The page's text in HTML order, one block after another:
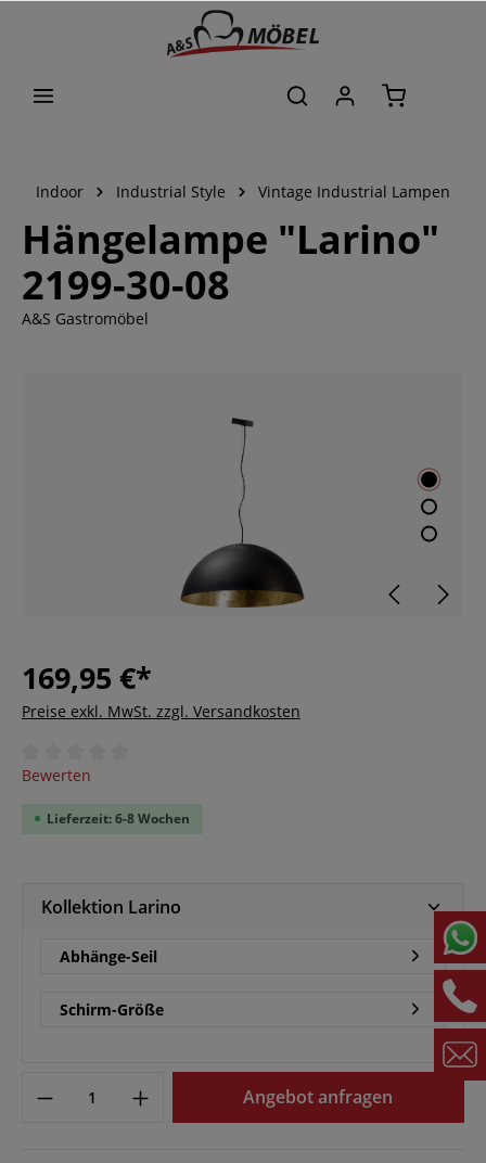
Indoor Industrial Style Vintage Industrial Lampen
Hängelampe "Larino"
2199-30-08
A&S Gastromöbel
169,95 €*
Preise exkl. MwSt. zzgl. Versandkosten
Durchschnittliche Bewertung von 0 von 5 Sternen
Bewerten
Lieferzeit: 6-8 Wochen
Kollektion Larino
Abhänge-Seil
Schirm-Größe
Angebot anfragen